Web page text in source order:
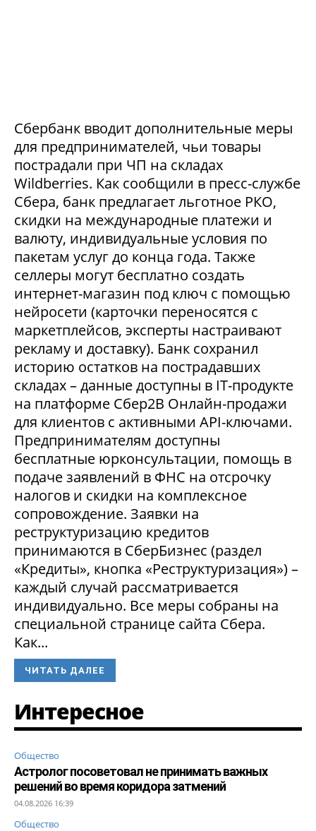
Сбербанк вводит дополнительные меры
для предпринимателей, чьи товары
пострадали при ЧП на складах
Wildberries. Как сообщили в пресс-службе
Сбера, банк предлагает льготное РКО,
скидки на международные платежи и
валюту, индивидуальные условия по
пакетам услуг до конца года. Также
селлеры могут бесплатно создать
интернет-магазин под ключ с помощью
нейросети (карточки переносятся с
маркетплейсов, эксперты настраивают
рекламу и доставку). Банк сохранил
историю остатков на пострадавших
складах – данные доступны в IT-продукте
на платформе Сбер2В Онлайн-продажи
для клиентов с активными API-ключами.
Предпринимателям доступны
бесплатные юрконсультации, помощь в
подаче заявлений в ФНС на отсрочку
налогов и скидки на комплексное
сопровождение. Заявки на
реструктуризацию кредитов
принимаются в СберБизнес (раздел
«Кредиты», кнопка «Реструктуризация») –
каждый случай рассматривается
индивидуально. Все меры собраны на
специальной странице сайта Сбера.
Как...
ЧИТАТЬ ДАЛЕЕ
Интересное
Общество
Астролог посоветовал не принимать важных
решений во время коридора затмений
04.08.2026 16:39
Общество